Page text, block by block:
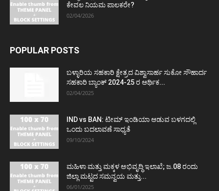
ಕೇವಲ ನಿಯಮ ಪಾಲಕರೇ?
02/04/2026
POPULAR POSTS
ಬಳ್ಳಾರಿಯ ಸಹಕಾರಿ ಕ್ಷೇತ್ರದ ವಿಶ್ವಾಸಾರ್ಹ ಸುಕೋ ಸೌಹಾರ್ದ
ಸಹಕಾರಿ ಬ್ಯಾಂಕ್ 2024-25 ರ ಆರ್ಥಿಕ...
02/04/2025
IND vs BAN: ಟೀಮ್ ಇಂಡಿಯಾ ಆಡುವ ಬಳಗದಲ್ಲಿ
ಒಂದು ಬದಲಾವಣೆ ಸಾಧ್ಯತೆ
09/10/2024
ಮಹಿಳಾ ಮತ್ತು ಮಕ್ಕಳ ಅಭಿವೃದ್ಧಿ ಇಲಾಖೆ; ಜ.08 ರಂದು
ಜಿಲ್ಲಾ ಮಟ್ಟದ ಸಮನ್ವಯ ಮತ್ತು...
06/01/2025